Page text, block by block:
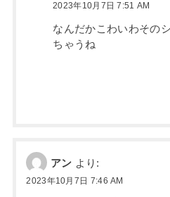
2023年10月7日 7:51 AM
なんだかこわいわその
ちゃうね
アン より:
2023年10月7日 7:46 AM